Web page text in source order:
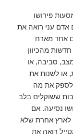
פירושו
אדם עני רואה את
אחד מארח
מהכיוון
סביבה, או
או לשנות את
לספק את מה
ששוקלים בלב
נסיעה. אם
אחרת שלא
רואה את